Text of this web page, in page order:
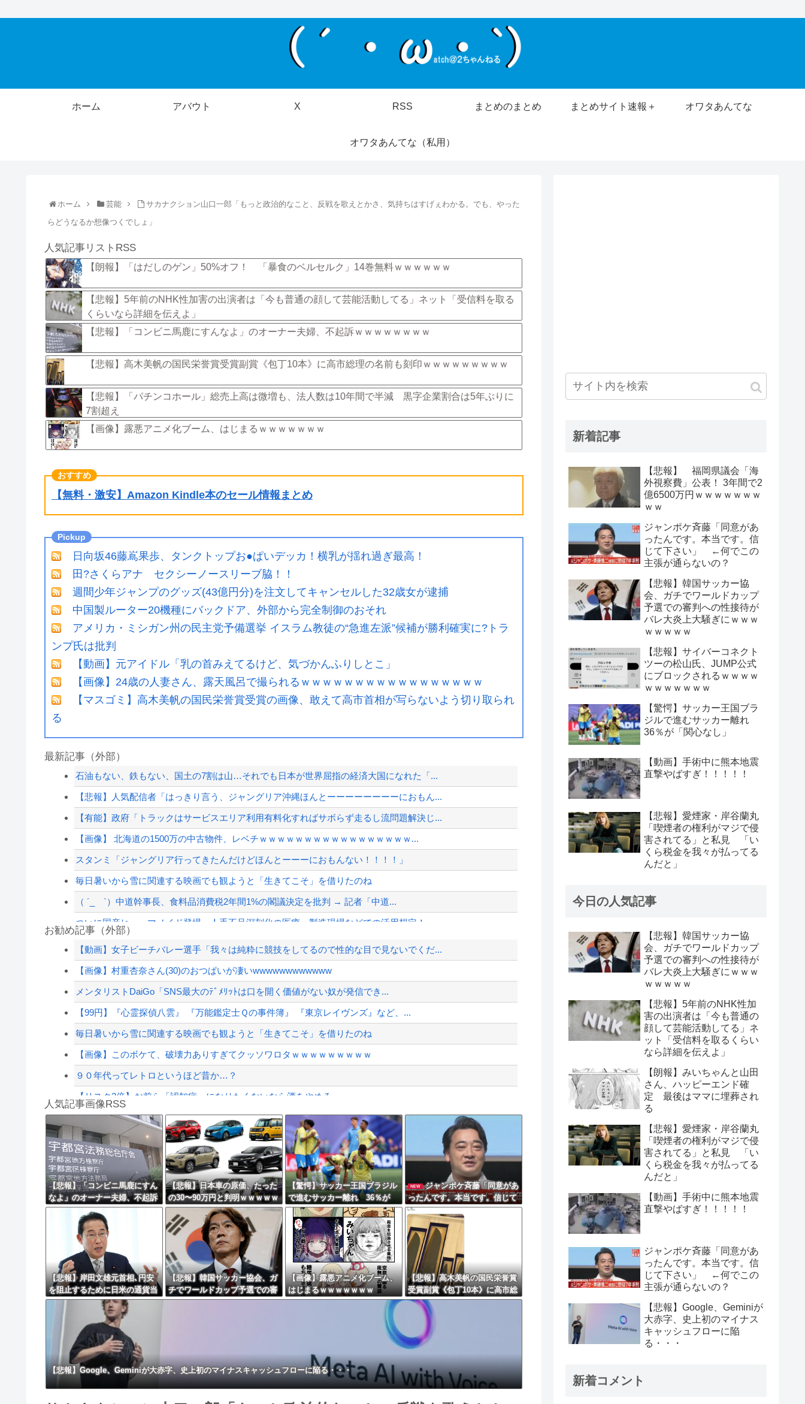
ホーム アバウト X RSS まとめのまとめ まとめサイト速報＋ オワタあんてな
オワタあんてな（私用）
ホーム 芸能
サカナクション山口一郎「もっと政治的なこと、反戦を歌えとかさ、気持ちはすげぇわかる。でも、やった
らどうなるか想像つくでしょ」
人気記事リストRSS
【朗報】「はだしのゲン」50%オフ！ 「暴食のベルセルク」14巻無料ｗｗｗｗｗｗ
【悲報】5年前のNHK性加害の出演者は「今も普通の顔して芸能活動してる」ネット「受信料を取る
くらいなら詳細を伝えよ」
【悲報】「コンビニ馬鹿にすんなよ」のオーナー夫婦、不起訴ｗｗｗｗｗｗｗｗ
【悲報】高木美帆の国民栄誉賞受賞副賞《包丁10本》に高市総理の名前も刻印ｗｗｗｗｗｗｗｗｗ
【悲報】「パチンコホール」総売上高は微増も、法人数は10年間で半減 黒字企業割合は5年ぶりに
7割超え
【画像】露悪アニメ化ブーム、はじまるｗｗｗｗｗｗｗ
【無料・激安】Amazon Kindle本のセール情報まとめ
日向坂46藤嶌果歩、タンクトップお●ぱいデッカ！横乳が揺れ過ぎ最高！
田?さくらアナ セクシーノースリーブ脇！！
週間少年ジャンプのグッズ(43億円分)を注文してキャンセルした32歳女が逮捕
中国製ルーター20機種にバックドア、外部から完全制御のおそれ
アメリカ・ミシガン州の民主党予備選挙 イスラム教徒の“急進左派”候補が勝利確実に?トラ
ンプ氏は批判
【動画】元アイドル「乳の首みえてるけど、気づかんふりしとこ」
【画像】24歳の人妻さん、露天風呂で撮られるｗｗｗｗｗｗｗｗｗｗｗｗｗｗｗｗｗ
【マスゴミ】高木美帆の国民栄誉賞受賞の画像、敢えて高市首相が写らないよう切り取られ
る
最新記事（外部）
石油もない、鉄もない、国土の7割は山…それでも日本が世界屈指の経済大国になれた「...
【悲報】人気配信者「はっきり言う、ジャングリア沖縄ほんとーーーーーーーーにおもん...
【有能】政府「トラックはサービスエリア利用有料化すればサボらず走るし流問題解決じ...
【画像】 北海道の1500万の中古物件、レベチｗｗｗｗｗｗｗｗｗｗｗｗｗｗｗｗｗ...
スタンミ「ジャングリア行ってきたんだけどほんとーーーにおもんない！！！！」
毎日暑いから雪に関連する映画でも観ようと「生きてこそ」を借りたのね
（ ´_ゝ`）中道幹事長、食料品消費税2年間1%の閣議決定を批判 → 記者「中道...
ついに国産ヒューマノイド登場、人手不足深刻化の医療・製造現場などでの活用想定！
暴力行為法違反の疑いで、毎日新聞記者を逮捕
消費税減税に反対していた財務省の面目が丸潰れに、減税が決まった途端に市場が動き出...
昔の自販機が最高すぎる
【悲報】嫁に15年間嘘つかれてて心が壊れてるから相手してくれ
【配信者】「金バエ」のSNS更新が1週間途絶え、様々な憶測が飛び交う。1週間ぶり...
【緊急速報】NYで警官が黒人男性の首を絞め、暴動第二波不可避へ
Powered by livedoor 相互RSS
お勧め記事（外部）
【動画】女子ビーチバレー選手「我々は純粋に競技をしてるので性的な目で見ないでくだ...
【画像】村重杏奈さん(30)のおつぱいが凄いwwwwwwwwwwww
メンタリストDaiGo「SNS最大のﾃﾞﾒﾘｯﾄは口を開く価値がない奴が発信でき...
【99円】『心霊探偵八雲』 『万能鑑定士Ｑの事件簿』 『東京レイヴンズ』など、...
毎日暑いから雪に関連する映画でも観ようと「生きてこそ」を借りたのね
【画像】このボケて、破壊力ありすぎてクッソワロタｗｗｗｗｗｗｗｗｗ
９０年代ってレトロというほど昔か…？
【リスク3倍】お前ら「認知症」になりたくないなら酒をやめろ
【動画】両方馬鹿（笑）ミニストップでトラックと衝突したドラレコが（ノ∇`）
白石「あ、あきら様……？」あきら「……白石」
8/4のニュース
日本旅行キャンセルすべきか…1万年ぶり史上最大級の火山の兆し＝韓国の反応
更新中止のお知らせ
海外「おめでとうタキ！」リヴァプール南野がバースデーゴール！！
Powered by livedoor 相互RSS
人気記事画像RSS
【悲報】「コンビニ馬鹿にすん
なよ」のオーナー夫婦、不起訴
ｗｗｗｗｗｗｗｗ
【悲報】日本車の原価、たった
の30〜90万円と判明ｗｗｗｗｗ
ｗｗｗｗｗｗ
【驚愕】サッカー王国ブラジル
で進むサッカー離れ 36％が
「関心なし」
NEW
ジャンポケ斉藤「同意があ
ったんです。本当です。信じて
下さい」 ←何でこの主張が通
らないの？
【悲報】岸田文雄元首相､円安
を阻止するために日米の通貨当
局が実施した為替介入は｢一時
しのぎに過ぎない｣との認識を
【悲報】韓国サッカー協会、ガ
チでワールドカップ予選での審
判への性接待がバレ大炎上大騒
【画像】露悪アニメ化ブーム、
はじまるｗｗｗｗｗｗｗ
【悲報】高木美帆の国民栄誉賞
受賞副賞《包丁10本》に高市総
理の名前も刻印ｗｗｗｗｗｗｗ
ｗｗ
【悲報】Google、Geminiが大赤字、史上初のマイナスキャッシュフローに陥る・・・
新着記事
【悲報】 福岡県議会「海
外視察費」公表！ 3年間で2
億6500万円ｗｗｗｗｗｗｗ
ｗｗ
ジャンポケ斉藤「同意があ
ったんです。本当です。信
じて下さい」 ←何でこの
主張が通らないの？
【悲報】韓国サッカー協
会、ガチでワールドカップ
予選での審判への性接待が
バレ大炎上大騒ぎにｗｗｗ
ｗｗｗｗｗ
【悲報】サイバーコネクト
ツーの松山氏、JUMP公式
にブロックされるｗｗｗｗ
ｗｗｗｗｗｗｗ
【驚愕】サッカー王国ブラ
ジルで進むサッカー離れ
36％が「関心なし」
【動画】手術中に熊本地震
直撃やばすぎ！！！！！
【悲報】愛煙家・岸谷蘭丸
「喫煙者の権利がマジで侵
害されてる」と私見 「い
くら税金を我々が払ってる
んだと」
今日の人気記事
【悲報】韓国サッカー協
会、ガチでワールドカップ
予選での審判への性接待が
バレ大炎上大騒ぎにｗｗｗ
ｗｗｗｗｗ
【悲報】5年前のNHK性加
害の出演者は「今も普通の
顔して芸能活動してる」ネ
ット「受信料を取るくらい
なら詳細を伝えよ」
【朗報】みいちゃんと山田
さん、ハッピーエンド確
定 最後はママに埋葬され
る
【悲報】愛煙家・岸谷蘭丸
「喫煙者の権利がマジで侵
害されてる」と私見 「い
くら税金を我々が払ってる
んだと」
【動画】手術中に熊本地震
直撃やばすぎ！！！！！
ジャンポケ斉藤「同意があ
ったんです。本当です。信
じて下さい」 ←何でこの
主張が通らないの？
【悲報】Google、Geminiが
大赤字、史上初のマイナス
キャッシュフローに陥
る・・・
新着コメント